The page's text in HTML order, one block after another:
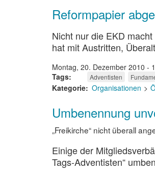
Reformpapier
Nicht nur die EKD
hat mit Austritten,
Montag, 20. Dezember 2010 -
Tags
Adventisten
Kategorie Organisationen
Umbenennung
„Freikirche“ nicht überall
Einige der
Tags-Adventisten“